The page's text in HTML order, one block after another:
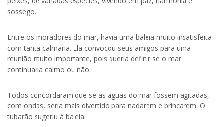
sossego.
Entre os moradores do mar, havia uma baleia muito insatisfeita
com tanta calmaria. Ela convocou seus amigos para uma
reunião muito importante, pois queria definir se o mar
continuaria calmo ou não.
Todos concordaram que se as águas do mar fossem agitadas,
com ondas, seria mais divertido para nadarem e brincarem. O
tubarão sugeriu à baleia: